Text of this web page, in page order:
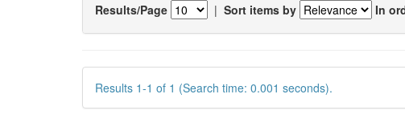
Results/Page | Sort items by In
Results 1-1 of 1 (Search time: 0.001 seconds).